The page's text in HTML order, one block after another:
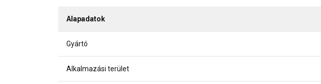
Alapadatok
Gyártó
Alkalmazási terület